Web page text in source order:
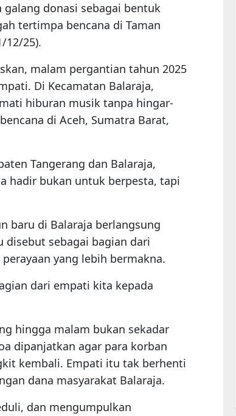
donasi sebagai bentuk
tertimpa bencana di Taman
12/25).
malam pergantian tahun 2025
Di Kecamatan Balaraja,
hiburan musik tanpa hingar-
di Aceh, Sumatra Barat,
Tangerang dan Balaraja,
hadir bukan untuk berpesta, tapi
baru di Balaraja berlangsung
disebut sebagai bagian dari
yang lebih bermakna.
dari empati kita kepada
hingga malam bukan sekadar
dipanjatkan agar para korban
kembali. Empati itu tak berhenti
dana masyarakat Balaraja.
dan mengumpulkan